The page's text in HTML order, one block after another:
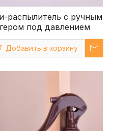
распылитель с ручным
под давлением
Добавить в корзину